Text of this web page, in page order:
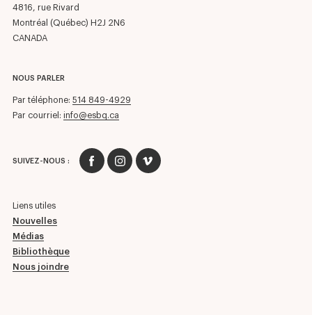
4816, rue Rivard
Montréal (Québec) H2J 2N6
CANADA
NOUS PARLER
Par téléphone: 514 849-4929
Par courriel: info@esbq.ca
SUIVEZ-NOUS :
Liens utiles
Nouvelles
Médias
Bibliothèque
Nous joindre